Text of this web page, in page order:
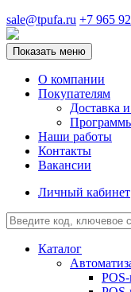
sale@tpufa.ru +7 965
Показать меню
О компании
Покупателям
Доставка
Наши работы
Контакты
Вакансии
Личный кабинет
Каталог